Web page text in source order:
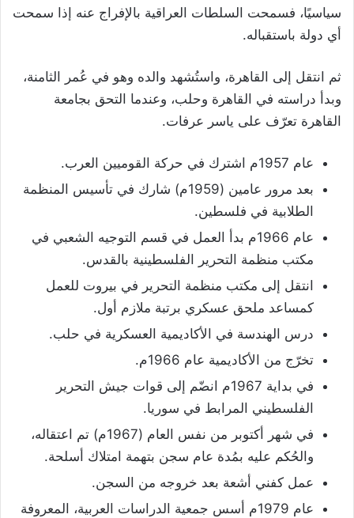
سياسيًا، فسمحت السلطات العراقية بالإفراج عنه إذا سمحت
أي دولة باستقباله.
ثم انتقل إلى القاهرة، واستُشهد والده وهو في عُمر الثامنة،
وبدأ دراسته في القاهرة وحلب، وعندما التحق بجامعة
القاهرة تعرّف على ياسر عرفات.
عام 1957م اشترك في حركة القوميين العرب.
بعد مرور عامين (1959م) شارك في تأسيس المنظمة
الطلابية في فلسطين.
عام 1966م بدأ العمل في قسم التوجيه الشعبي في
مكتب منظمة التحرير الفلسطينية بالقدس.
انتقل إلى مكتب منظمة التحرير في بيروت للعمل
كمساعد ملحق عسكري برتبة ملازم أول.
درس الهندسة في الأكاديمية العسكرية في حلب.
تخرّج من الأكاديمية عام 1966م.
في بداية 1967م انضّم إلى قوات جيش التحرير
الفلسطيني المرابط في سوريا.
في شهر أكتوبر من نفس العام (1967م) تم اعتقاله،
والحُكم عليه بمُدة عام سجن بتهمة امتلاك أسلحة.
عمل كفني أشعة بعد خروجه من السجن.
عام 1979م أسس جمعية الدراسات العربية، المعروفة